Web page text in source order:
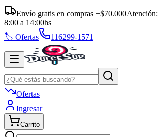
Envío gratis en compras +$70.000Atención:
8:00 a 14:00hs
🏷️ Ofertas
116299-1571
Ofertas
Ingresar
Carrito